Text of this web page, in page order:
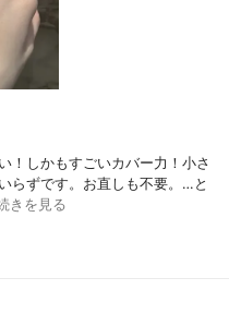
！しかもすごいカバー力！小さ
らずです。お直しも不要。…と
きを見る